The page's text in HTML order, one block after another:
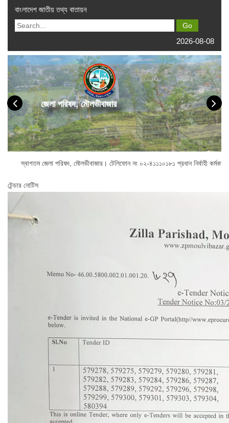
বাংলাদেশ জাতীয় তথ্য বাতায়ন
2026-08-08
জেলা পরিষদ, মৌলভীবাজার
জেলা পরিষদ, মৌলভীবাজার। টেলিফোন নং ০২-৪১১১০১৮১ প্রধান নির্বাহী কর্মকর্তা অফিস :
টেন্ডার নোটিস